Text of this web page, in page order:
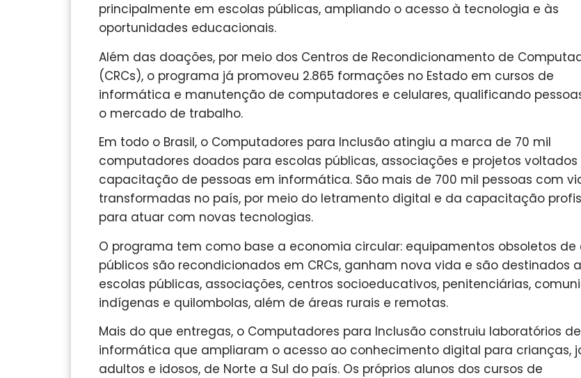
principalmente em escolas públicas, ampliando o acesso à tecnologia e às
oportunidades educacionais.
Além das doações, por meio dos Centros de Recondicionamento de
(CRCs), o programa já promoveu 2.865 formações no Estado em cursos de
informática e manutenção de computadores e celulares, qualificando
o mercado de trabalho.
Em todo o Brasil, o Computadores para Inclusão atingiu a marca de 70 mil
computadores doados para escolas públicas, associações e projetos voltados
capacitação de pessoas em informática. São mais de 700 mil pessoas com
transformadas no país, por meio do letramento digital e da capacitação
para atuar com novas tecnologias.
O programa tem como base a economia circular: equipamentos obsoletos de
públicos são recondicionados em CRCs, ganham nova vida e são destinados a
escolas públicas, associações, centros socioeducativos, penitenciárias,
indígenas e quilombolas, além de áreas rurais e remotas.
Mais do que entregas, o Computadores para Inclusão construiu laboratórios de
informática que ampliaram o acesso ao conhecimento digital para crianças,
adultos e idosos, de Norte a Sul do país. Os próprios alunos dos cursos de